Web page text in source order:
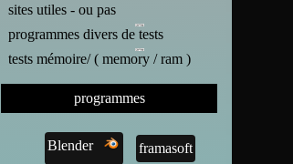
sites utiles - ou pas
programmes divers de tests
tests mémoire/ ( memory / ram )
programmes
Blender framasoft